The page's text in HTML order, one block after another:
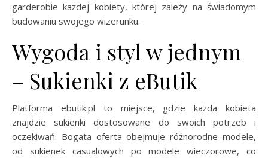
garderobie każdej kobiety, której zależy na świadomym
budowaniu swojego wizerunku.
Wygoda i styl w jednym
– Sukienki z eButik
Platforma ebutik.pl to miejsce, gdzie każda kobieta
znajdzie sukienki dostosowane do swoich potrzeb i
oczekiwań. Bogata oferta obejmuje różnorodne modele,
od sukienek casualowych po modele wieczorowe, co